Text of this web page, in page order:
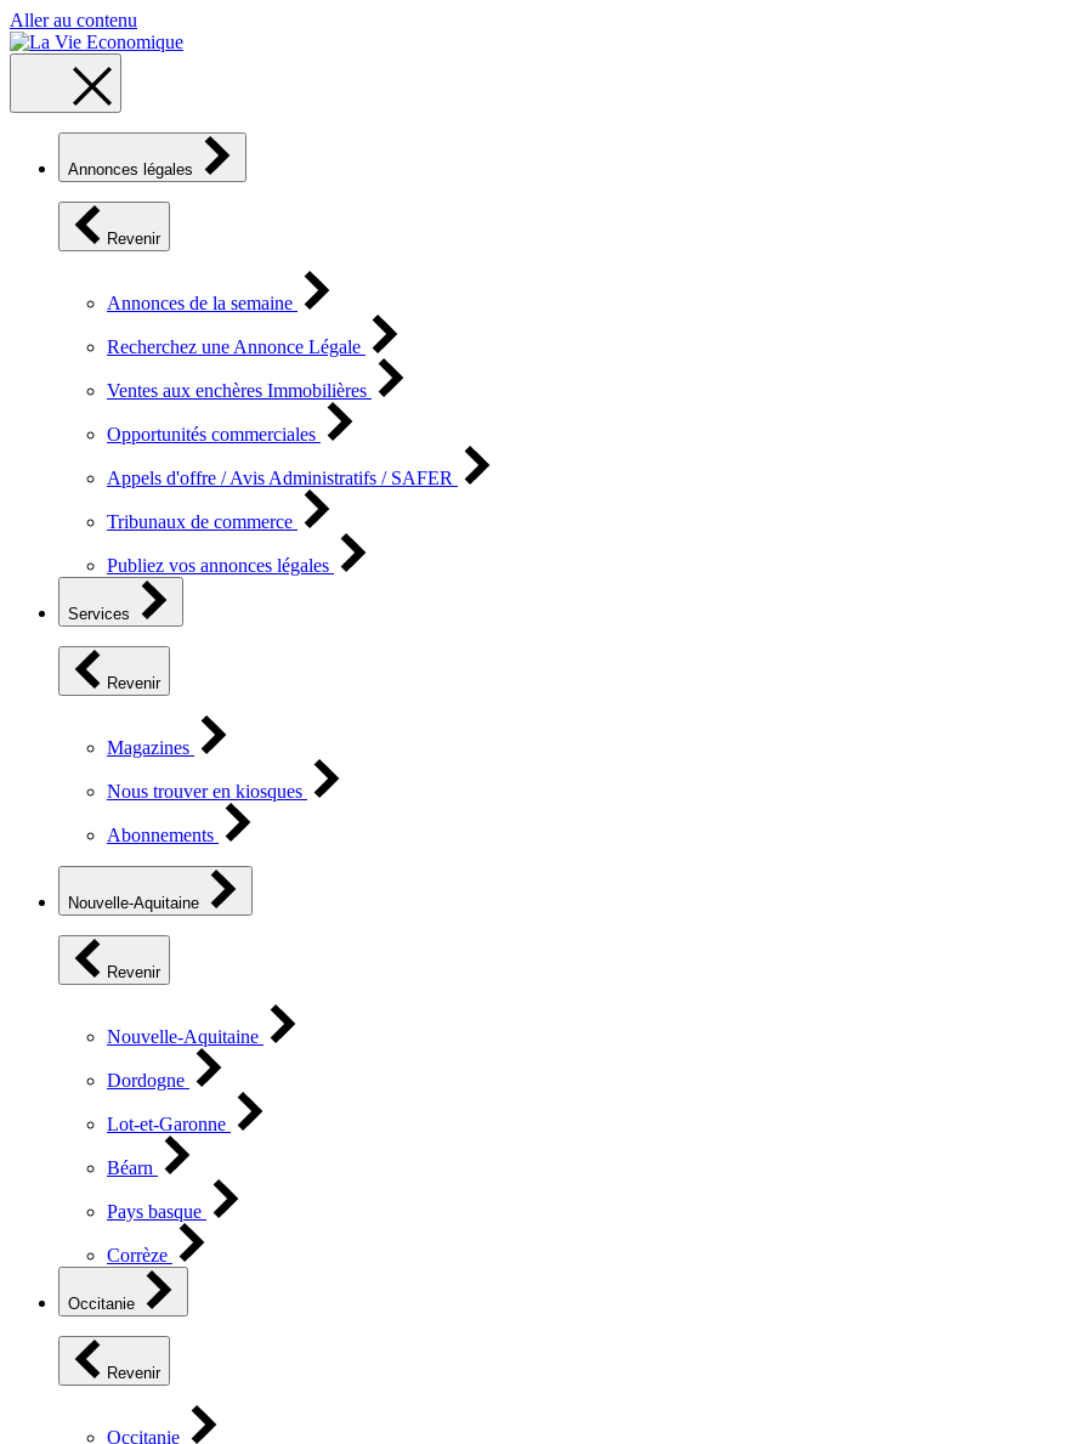
Aller au contenu
Annonces légales
Revenir
Annonces de la semaine
Recherchez une Annonce Légale
Ventes aux enchères Immobilières
Opportunités commerciales
Appels d'offre / Avis Administratifs / SAFER
Tribunaux de commerce
Publiez vos annonces légales
Services
Revenir
Magazines
Nous trouver en kiosques
Abonnements
Nouvelle-Aquitaine
Revenir
Nouvelle-Aquitaine
Dordogne
Lot-et-Garonne
Béarn
Pays basque
Corrèze
Occitanie
Revenir
Occitanie